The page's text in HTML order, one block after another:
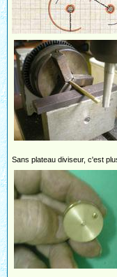
Sans plateau diviseur, c'est